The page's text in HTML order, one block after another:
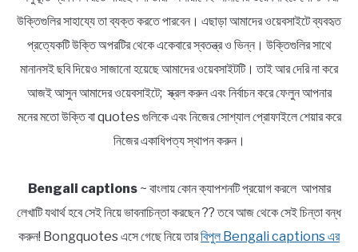
উক্তিগুলির সাহায্যে তা ব্যক্ত করতে পারবেন। এছাড়া আমাদের ওয়েবসাইটে ব্যবহৃত
প্রত্যেকটি উক্তি অপরটির থেকে একেবারে স্বতন্ত্র ও ভিন্ন। উক্তিগুলির সাথে
মানানসই ছবি দিয়েও সাজানো হয়েছে আমাদের ওয়েবসাইটটি। তাই আর দেরি না করে
আজই আসুন আমাদের ওয়েবসাইটে; স্ক্রল করুন এবং নির্বাচন করে ফেলুন আপনার
মনের মতো উক্তি বা quotes গুলিকে এবং নিজের সোশ্যাল প্রোফাইলে শেয়ার করে
নিজের একাধিপত্য স্থাপন করুন।
Bengali captions~ বাংলায় কোন ক্যাপশনটি প্রয়োগ করলে আপমার
লেখাটি যথার্থ হবে সেই নিয়ে ভাবনাচিন্তা করছেন ?? তবে আজ থেকে সেই চিন্তা বন্ধ
করুন! Bongquotes এসে গেছে নিয়ে তারবিপুল Bengali captions এর